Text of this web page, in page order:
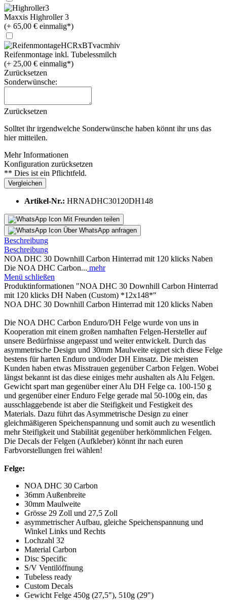
Maxxis Highroller 3
(+ 65,00 € einmalig*)
Reifenmontage inkl. Tubelessmilch
(+ 25,00 € einmalig*)
Zurücksetzen
Sonderwünsche:
Zurücksetzen
Solltet ihr irgendwelche Sonderwünsche haben könnt ihr uns das
hier mitteilen.
Mehr Informationen
Konfiguration zurücksetzen
** Dies ist ein Pflichtfeld.
Vergleichen
Artikel-Nr.: HRNADHC30120DH148
Mit Freunden teilen
Über WhatsApp anfragen
Beschreibung
Beschreibung
NOA DHC 30 Downhill Carbon Hinterrad mit 120 klicks Naben
Die NOA DHC Carbon... mehr
Menü schließen
Produktinformationen "NOA DHC 30 Downhill Carbon Hinterrad
mit 120 klicks DH Naben (Custom) *12x148*"
NOA DHC 30 Downhill Carbon Hinterrad mit 120 klicks Naben
Die NOA DHC Carbon Enduro/DH Felge wurde von uns in
Kooperation mit einem großen namhaften Felgen-Hersteller auf
unsere Bedürfnisse angepasst und weiter entwickelt. Durch das
asymmetrische Design und 30mm Maulweite eignet sich diese Felge
bestens für harten Enduro und/oder DH Einsatz. Die meisten
Kunden haben etwas Misstrauen gegenüber Carbon Felgen. Wobei
längst bekannt ist das diese einiges mehr aushalten als Alu Felgen.
Gewicht spart man gegenüber einer Alu DH Felge ca. 100-150 g
und gegenüber einer Enduro Felge gerade mal 50-100g ein, das
ausschlaggebende ist aber die Steifigkeit und Festigkeit des
Materials. Dazu führt das Asymmetrische Design zu einer
gleichmäßigeren Speichenspannung und somit auch zu wesentlich
mehr Steifigkeit und Stabilität gegenüber herkömmlichen Felgen.
Die Decals der Felgen (Aufkleber) könnt ihr nach euren
Farbvorstellungen frei wählen!
Felge:
NOA DHC 30 Carbon
36mm Außenbreite
30mm Maulweite
Grösse 29 Zoll und 27,5 Zoll
asymmetrischer Aufbau, gleiche Speichenspannung und
Winkel Links und Rechts
Lochzahl 32
Material Carbon
Disc Specific
S/V Ventilöffnung
Tubeless ready
Custom Decals
Gewicht Felge 450g (27,5"), 510g (29")